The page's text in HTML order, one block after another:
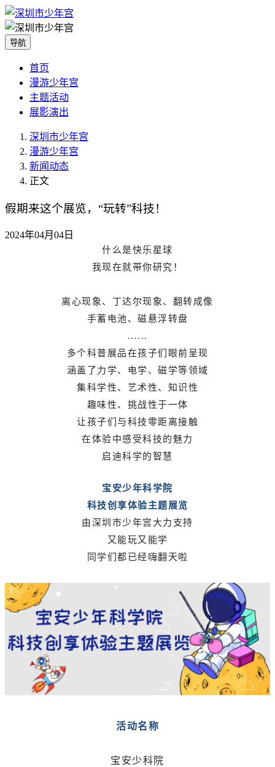
导航
首页
漫游少年宫
主题活动
展影演出
深圳市少年宫
漫游少年宫
新闻动态
正文
假期来这个展览，“玩转”科技！
2024年04月04日
什么是快乐星球
我现在就带你研究！
离心现象、丁达尔现象、翻转成像
手蓄电池、磁悬浮转盘
......
多个科普展品在孩子们眼前呈现
涵盖了力学、电学、磁学等领域
集科学性、艺术性、知识性
趣味性、挑战性于一体
让孩子们与科技零距离接触
在体验中感受科技的魅力
启迪科学的智慧
宝安少年科学院
科技创享体验主题展览
由深圳市少年宫大力支持
又能玩又能学
同学们都已经嗨翻天啦
活动名称
宝安少科院